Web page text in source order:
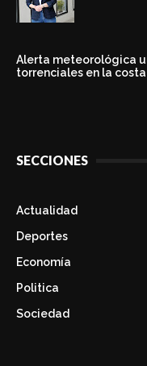
Alerta meteorológica
torrenciales en la
SECCIONES
Actualidad
Deportes
Economía
Politica
Sociedad